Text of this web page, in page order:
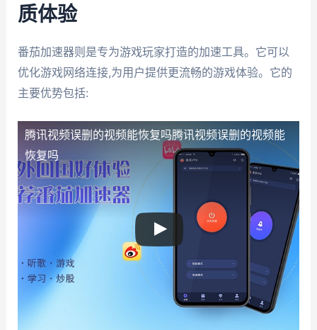
质体验
番茄加速器则是专为游戏玩家打造的加速工具。它可以
优化游戏网络连接,为用户提供更流畅的游戏体验。它的
主要优势包括:
腾讯视频误删的视频能恢复吗腾讯视频误删的视频能
恢复吗